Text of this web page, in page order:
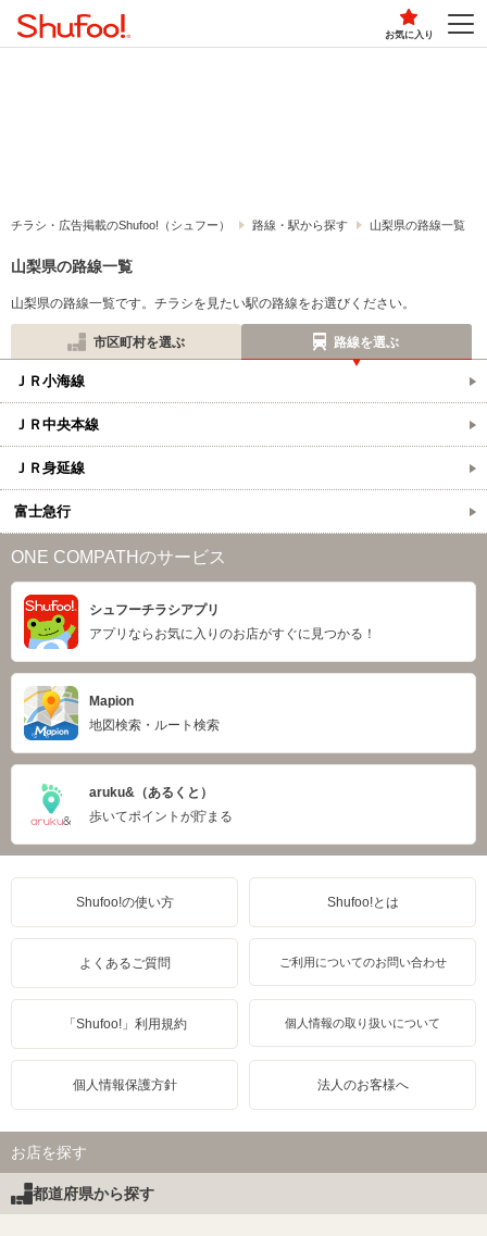
お気に入り
チラシ・​広告掲載の​Shufoo!​（シュフー） 路線・駅から探す 山梨県の路線一覧
山梨県の路線一覧
山梨県の路線一覧です。チラシを見たい駅の路線をお選びください。
市区町村を選ぶ 路線を選ぶ
ＪＲ小海線
ＪＲ中央本線
ＪＲ身延線
富士急行
ONE COMPATHのサービス
シュフーチラシアプリ
アプリならお気に入りのお店がすぐに見つかる！
Mapion
地図検索・ルート検索
aruku&（あるくと）
歩いてポイントが貯まる
Shufoo!の使い方 Shufoo!とは
よくあるご質問 ご利用についてのお問い合わせ
「Shufoo!」利用規約 個人情報の取り扱いについて
個人情報保護方針 法人のお客様へ
お店を探す
都道府県から探す